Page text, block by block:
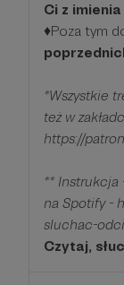
Ci z
♦️Poza tym
*Wszystkie
też w
https://
** Instrukcja
na Spotify -
sluchac-
Czytaj,